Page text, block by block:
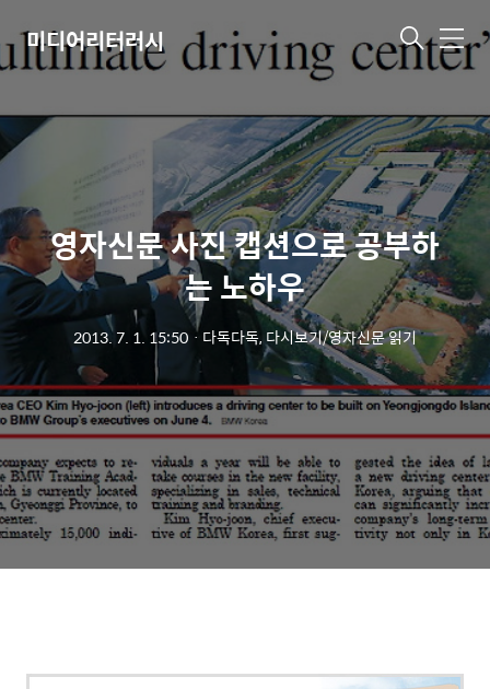
미디어리터러시 메
뉴
영자신문 사진 캡션으로 공부하
는 노하우
2013. 7. 1. 15:50 ㆍ 다독다독, 다시보기/영자신문 읽기